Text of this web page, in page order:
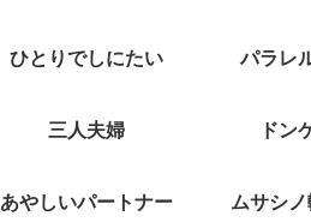
ひとりでしにたい パラレ
三人夫婦 ドン
あやしいパートナー ムサシ